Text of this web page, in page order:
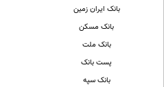
بانک ایران زمین
بانک مسکن
بانک ملت
پست بانک
بانک سپه